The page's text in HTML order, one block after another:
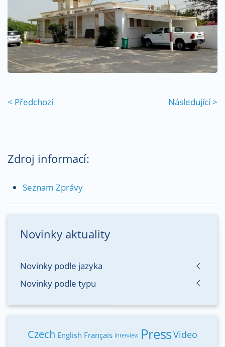
< Předchozí Následující >
Zdroj informací:
Seznam Zprávy
Novinky aktuality
Novinky podle jazyka
Novinky podle typu
Czech English Français Interview PressVideo